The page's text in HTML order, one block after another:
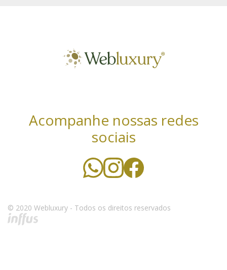
Utilizamos cookies essenciais e tecnologias
semelhantes de acordo com a nossa Política de
privacidade
Acompanhe nossas redes
sociais
© 2020 Webluxury - Todos os direitos reservados